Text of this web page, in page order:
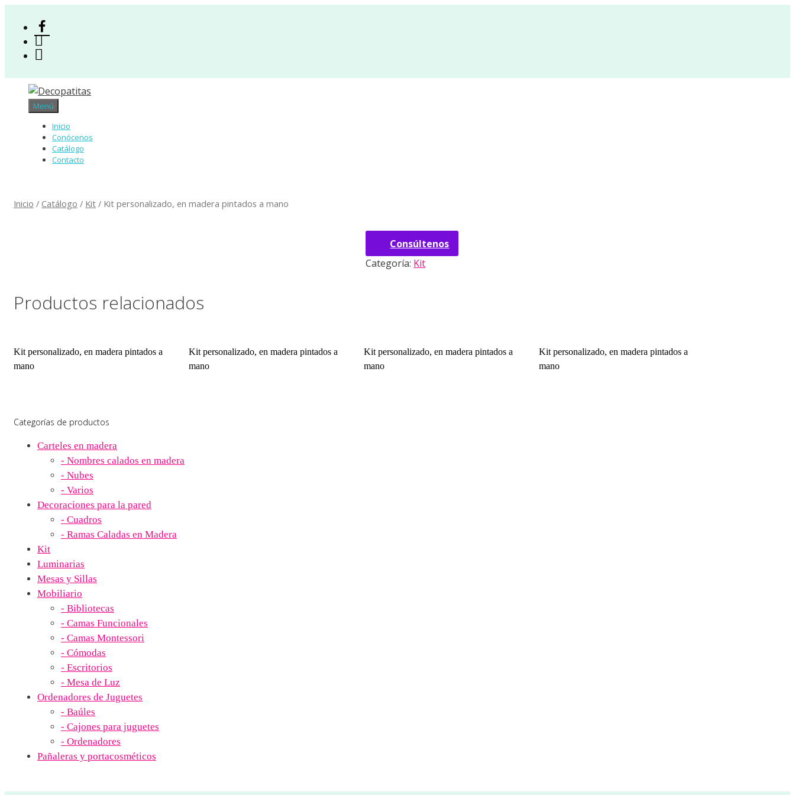
contenido
Menú
Inicio
Conócenos
Catálogo
Contacto
Inicio / Catálogo / Kit / Kit personalizado, en madera pintados a mano
Consúltenos
Categoría: Kit
Productos relacionados
Kit personalizado, en madera pintados a
mano
Kit personalizado, en madera pintados a
mano
Kit personalizado, en madera pintados a
mano
Kit personalizado, en madera pintados a
mano
Categorías de productos
Carteles en madera
- Nombres calados en madera
- Nubes
- Varios
Decoraciones para la pared
- Cuadros
- Ramas Caladas en Madera
Kit
Luminarias
Mesas y Sillas
Mobiliario
- Bibliotecas
- Camas Funcionales
- Camas Montessori
- Cómodas
- Escritorios
- Mesa de Luz
Ordenadores de Juguetes
- Baúles
- Cajones para juguetes
- Ordenadores
Pañaleras y portacosméticos